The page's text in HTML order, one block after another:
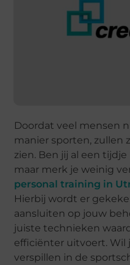
Doordat veel mensen
manier sporten, zullen
zien. Ben jij al een
maar merk je weinig
personal training in
Hierbij wordt er
aansluiten op jouw
juiste technieken
efficiënter uitvoert. Wil
verspillen in de